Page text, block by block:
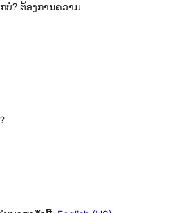
ບໍ? ຕ້ອງການຄວາມ